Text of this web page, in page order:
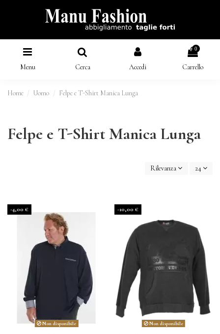
Menu Cerca Accedi
0
Carrello
Home Uomo Felpe e T-Shirt Manica Lunga
Felpe e T-Shirt Manica Lunga
Rilevanza 24
-4,00 €
Non disponibile
-10,00 €
Non disponibile